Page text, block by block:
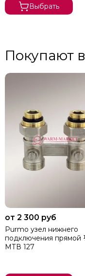
Выбрать
Покупают
от 2 300 руб
Purmo узел нижнего
подключения
МТВ 127